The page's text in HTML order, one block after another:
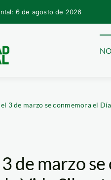
6 de agosto de 2026
3 de marzo se conmemora el
de marzo